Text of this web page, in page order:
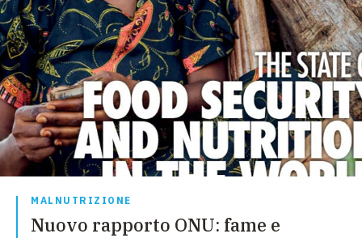
MALNUTRIZIONE
Nuovo rapporto ONU: fame e